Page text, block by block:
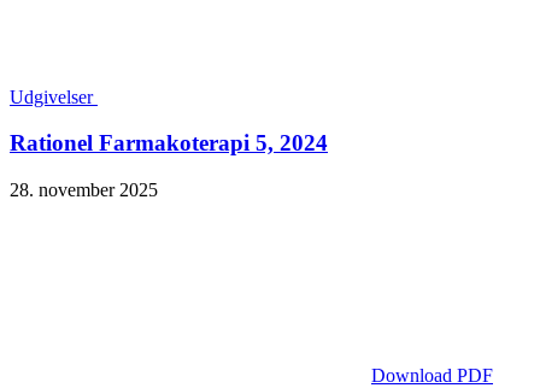
Udgivelser
Rationel Farmakoterapi 5, 2024
28. november 2025
Download PDF